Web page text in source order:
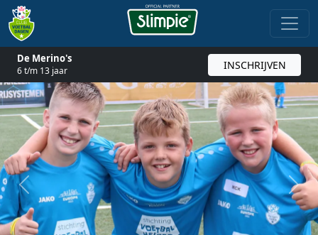
De Merino's
6 t/m 13 jaar INSCHRIJVEN